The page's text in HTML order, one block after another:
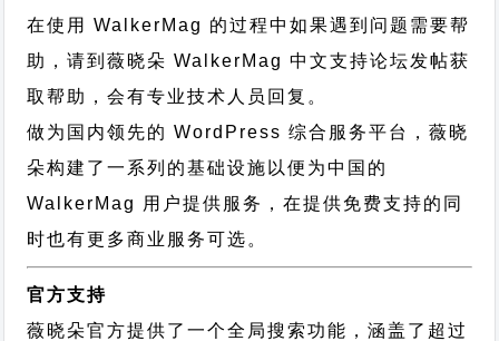
在使用 WalkerMag 的过程中如果遇到问题需要帮
助，请到薇晓朵 WalkerMag 中文支持论坛发帖获
取帮助，会有专业技术人员回复。
做为国内领先的 WordPress 综合服务平台，薇晓
朵构建了一系列的基础设施以便为中国的
WalkerMag 用户提供服务，在提供免费支持的同
时也有更多商业服务可选。
官方支持
薇晓朵官方提供了一个全局搜索功能，涵盖了超过